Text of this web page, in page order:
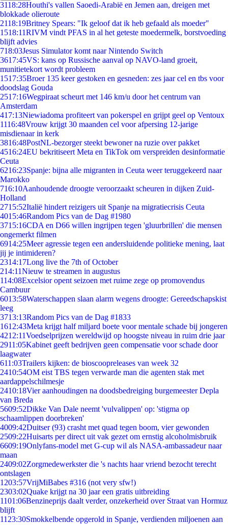
3118:28Houthi's vallen Saoedi-Arabië en Jemen aan, dreigen met
blokkade olieroute
2118:19Britney Spears: "Ik geloof dat ik heb gefaald als moeder"
1518:11RIVM vindt PFAS in al het geteste moedermelk, borstvoeding
blijft advies
718:03Jesus Simulator komt naar Nintendo Switch
3617:45VS: kans op Russische aanval op NAVO-land groeit,
munitietekort wordt probleem
1517:35Broer 135 keer gestoken en gesneden: zes jaar cel en tbs voor
doodslag Gouda
2517:16Wegpiraat scheurt met 146 km/u door het centrum van
Amsterdam
417:13Niewiadoma profiteert van pokerspel en grijpt geel op Ventoux
1116:48Vrouw krijgt 30 maanden cel voor afpersing 12-jarige
misdienaar in kerk
3816:48PostNL-bezorger steekt bewoner na ruzie over pakket
4516:24EU bekritiseert Meta en TikTok om verspreiden desinformatie
Ceuta
6216:23Spanje: bijna alle migranten in Ceuta weer teruggekeerd naar
Marokko
716:10Aanhoudende droogte veroorzaakt scheuren in dijken Zuid-
Holland
2715:52Italië hindert reizigers uit Spanje na migratiecrisis Ceuta
4015:46Random Pics van de Dag #1980
3715:16CDA en D66 willen ingrijpen tegen 'gluurbrillen' die mensen
ongemerkt filmen
6914:25Meer agressie tegen een andersluidende politieke mening, laat
jij je intimideren?
2314:17Long live the 7th of October
214:11Nieuw te streamen in augustus
114:08Excelsior opent seizoen met ruime zege op promovendus
Cambuur
6013:58Waterschappen slaan alarm wegens droogte: Gereedschapskist
leeg
3713:13Random Pics van de Dag #1833
1612:43Meta krijgt half miljard boete voor mentale schade bij jongeren
4212:11Voedselprijzen wereldwijd op hoogste niveau in ruim drie jaar
2911:05Kabinet geeft bedrijven geen compensatie voor schade door
laagwater
611:03Trailers kijken: de bioscoopreleases van week 32
2410:54OM eist TBS tegen verwarde man die agenten stak met
aardappelschilmesje
2410:18Vier aanhoudingen na doodsbedreiging burgemeester Depla
van Breda
5609:52Dikke Van Dale neemt 'vulvalippen' op: 'stigma op
schaamlippen doorbreken'
4009:42Duitser (93) crasht met quad tegen boom, vier gewonden
2509:22Huisarts per direct uit vak gezet om ernstig alcoholmisbruik
6609:19Onlyfans-model met G-cup wil als NASA-ambassadeur naar
maan
2409:02Zorgmedewerkster die 's nachts haar vriend bezocht terecht
ontslagen
1203:57VrijMiBabes #316 (not very sfw!)
2303:02Quake krijgt na 30 jaar een gratis uitbreiding
1101:06Benzineprijs daalt verder, onzekerheid over Straat van Hormuz
blijft
11 23:30Smokkelbende opgerold in Spanje, verdienden miljoenen aan